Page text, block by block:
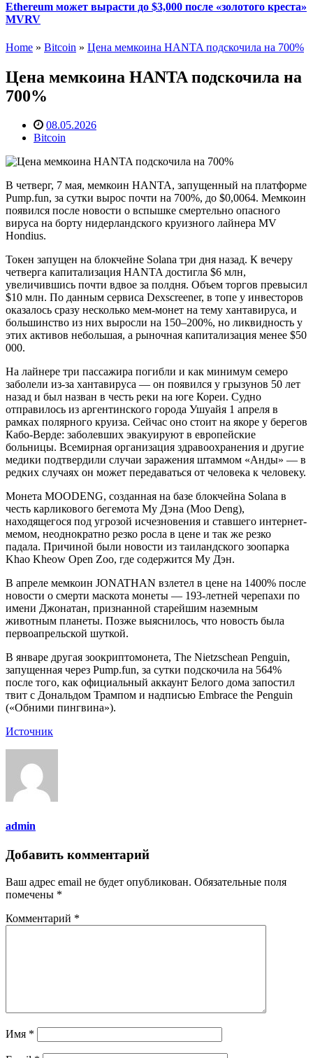
Ethereum может вырасти до $3,000 после «золотого креста»
MVRV
Home » Bitcoin » Цена мемкоина HANTA подскочила на 700%
Цена мемкоина HANTA подскочила на
700%
08.05.2026
Bitcoin
В четверг, 7 мая, мемкоин HANTA, запущенный на платформе
Pump.fun, за сутки вырос почти на 700%, до $0,0064. Мемкоин
появился после новости о вспышке смертельно опасного
вируса на борту нидерландского круизного лайнера MV
Hondius.
Токен запущен на блокчейне Solana три дня назад. К вечеру
четверга капитализация HANTA достигла $6 млн,
увеличившись почти вдвое за полдня. Объем торгов превысил
$10 млн. По данным сервиса Dexscreener, в топе у инвесторов
оказалось сразу несколько мем-монет на тему хантавируса, и
большинство из них выросли на 150–200%, но ликвидность у
этих активов небольшая, а рыночная капитализация менее $50
000.
На лайнере три пассажира погибли и как минимум семеро
заболели из-за хантавируса — он появился у грызунов 50 лет
назад и был назван в честь реки на юге Кореи. Судно
отправилось из аргентинского города Ушуайя 1 апреля в
рамках полярного круиза. Сейчас оно стоит на якоре у берегов
Кабо‑Верде: заболевших эвакуируют в европейские
больницы. Всемирная организация здравоохранения и другие
медики подтвердили случаи заражения штаммом «Анды» — в
редких случаях он может передаваться от человека к человеку.
Монета MOODENG, созданная на базе блокчейна Solana в
честь карликового бегемота Му Дэна (Moo Deng),
находящегося под угрозой исчезновения и ставшего интернет-
мемом, неоднократно резко росла в цене и так же резко
падала. Причиной были новости из таиландского зоопарка
Khao Kheow Open Zoo, где содержится Му Дэн.
В апреле мемкоин JONATHAN взлетел в цене на 1400% после
новости о смерти маскота монеты — 193‑летней черепахи по
имени Джонатан, признанной старейшим наземным
животным планеты. Позже выяснилось, что новость была
первоапрельской шуткой.
В январе другая зоокриптомонета, The Nietzschean Penguin,
запущенная через Pump.fun, за сутки подскочила на 564%
после того, как официальный аккаунт Белого дома запостил
твит с Дональдом Трампом и надписью Embrace the Penguin
(«Обними пингвина»).
Источник
admin
Добавить комментарий
Ваш адрес email не будет опубликован. Обязательные поля
помечены *
Комментарий *
Имя *